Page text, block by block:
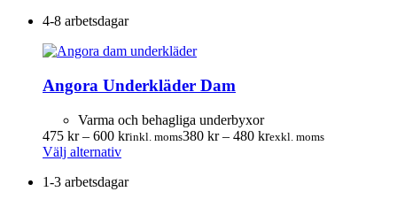
produktsidan
produkten
flera
De
alternativen
kan
väljas
produktsidan
4-8 arbetsdagar
Angora Underkläder Dam
Varma och behagliga underbyxor
475 kr – 600 krPrisintervall:
600.00 kr
inkl. moms380 kr – 480 krPrisintervall:
exkl. moms
Välj alternativDen
produkten
1-3 arbetsdagar